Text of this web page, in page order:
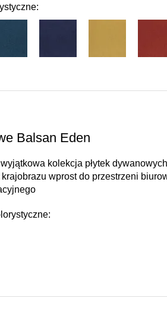
Balsan Eden
kolekcja płytek
wprost do przestrzeni